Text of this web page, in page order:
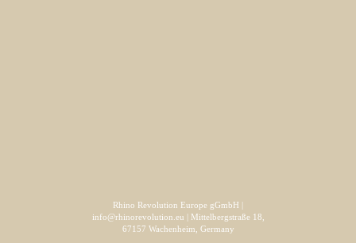
Rhino Revolution Europe gGmbH |
info@rhinorevolution.eu | Mittelbergstraße 18,
67157 Wachenheim, Germany